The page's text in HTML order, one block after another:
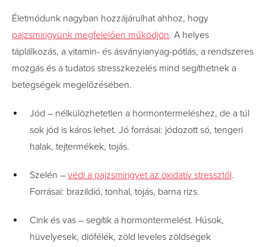
Életmódunk nagyban hozzájárulhat ahhoz, hogy
pajzsmirigyünk megfelelően működjön. A helyes
táplálkozás, a vitamin- és ásványianyag-pótlás, a rendszeres
mozgás és a tudatos stresszkezelés mind segíthetnek a
betegségek megelőzésében.
Jód – nélkülözhetetlen a hormontermeléshez, de a túl
sok jód is káros lehet. Jó forrásai: jódozott só, tengeri
halak, tejtermékek, tojás.
Szelén – védi a pajzsmirigyet az oxidatív stressztől.
Forrásai: brazildió, tonhal, tojás, barna rizs.
Cink és vas – segítik a hormontermelést. Húsok,
hüvelyesek, diófélék, zöld leveles zöldségek